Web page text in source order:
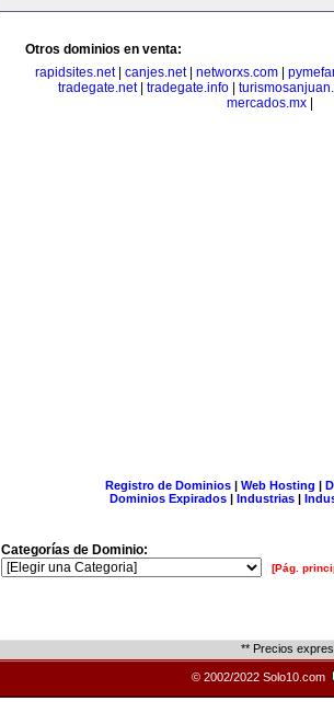
Otros dominios en venta:
rapidsites.net| canjes.net| networxs.com|
tradegate.net| tradegate.info
mercados.mx|
Registro de Dominios| Web Hosting |
Dominios Expirados | Industrias |
Categorías de Dominio:
[Pág.
** Precios
© 2002/2022 Solo10.com